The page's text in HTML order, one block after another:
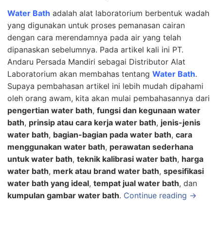
Water Bath adalah alat laboratorium berbentuk wadah
yang digunakan untuk proses pemanasan cairan
dengan cara merendamnya pada air yang telah
dipanaskan sebelumnya. Pada artikel kali ini PT.
Andaru Persada Mandiri sebagai Distributor Alat
Laboratorium akan membahas tentang Water Bath.
Supaya pembahasan artikel ini lebih mudah dipahami
oleh orang awam, kita akan mulai pembahasannya dari
pengertian water bath, fungsi dan kegunaan water
bath, prinsip atau cara kerja water bath, jenis-jenis
water bath, bagian-bagian pada water bath, cara
menggunakan water bath, perawatan sederhana
untuk water bath, teknik kalibrasi water bath, harga
water bath, merk atau brand water bath, spesifikasi
water bath yang ideal, tempat jual water bath, dan
kumpulan gambar water bath. Continue reading →